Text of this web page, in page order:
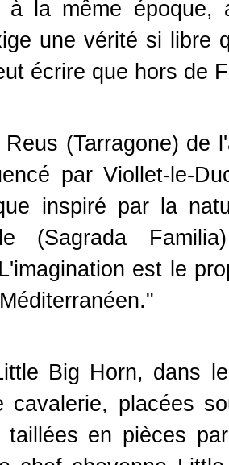
à la même époque,
une vérité si libre
écrire que hors de
(Tarragone) de
par Viollet-le-
inspiré par la
(Sagrada
est le
Big Horn, dans
cavalerie, placées
taillées en pièces